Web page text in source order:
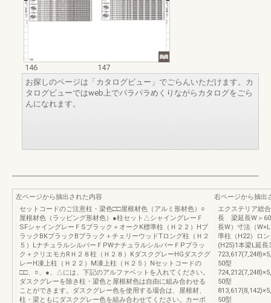
146
147
お探しのページは「カタログビュー」でごらんいただけます。カ
タログビューではweb上でパラパラめくりながらカタログをごら
んになれます。
左ページから抽出された内容
セットコードのご注意柱・梁色□□屋根材色（アルミ形材色）○
屋根材色（ラッピング形材色）●柱セット△シャイングレーＦ
SFシャイングレーＦSブラック＋オークK標準柱（Ｈ２２）Hブ
ラックBKブラックBブラック＋チェリーウッドTロング柱（Ｈ２
５）LナチュラルシルバーＦPWナチュラルシルバーＦPブラッ
ク＋クリエモカRＨ２８柱（Ｈ２８）KダスクグレーHGダスクグ
レーH凍上柱（Ｈ２２）M凍上柱（Ｈ２５）Nセットコードの
□□、○、●、△には、下記のアルファベットを入れてください。
ダスクグレーを除き柱・梁色と屋根材色は自由に組み合わせる
ことができます。ダスクグレー色を使用する場合は、屋根材、
柱・梁ともにダスクグレー色を組み合わせてください。カーポ
右ページから抽出
エクステリア総
長 梁延長W＞60
長W）寸法（
準柱（H22）ロ
(H25)1本梁L延長
50型
50型
50型